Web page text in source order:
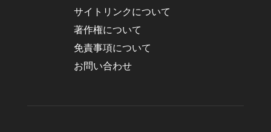
サイトリンクについて
著作権について
免責事項について
お問い合わせ